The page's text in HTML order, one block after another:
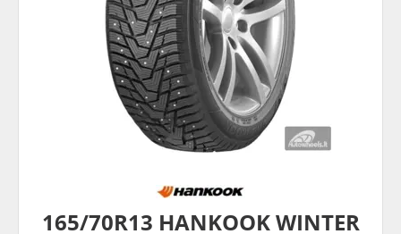
165/70R13 HANKOOK WINTER